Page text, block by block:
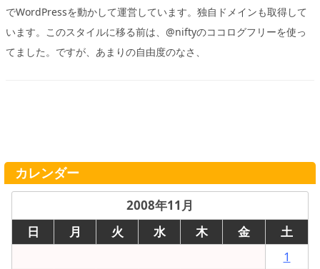
でWordPressを動かして運営しています。独自ドメインも取得して
います。このスタイルに移る前は、@niftyのココログフリーを使っ
てました。ですが、あまりの自由度のなさ、
カレンダー
2008年11月
日
月 火 水 木 金
土
1